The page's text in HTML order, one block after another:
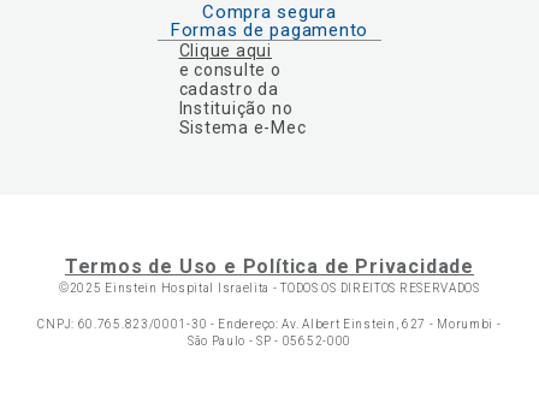
Compra segura
Formas de pagamento
Clique aqui
e consulte o
cadastro da
Instituição no
Sistema e-Mec
Termos de Uso e Política de Privacidade
©2025 Einstein Hospital Israelita -TODOS OS DIREITOS RESERVADOS
CNPJ: 60.765.823/0001-30 - Endereço: Av. Albert Einstein, 627 - Morumbi -
São Paulo - SP - 05652-000